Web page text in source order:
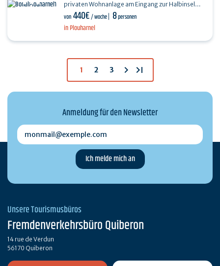
in Plouharnel
privaten Wohnanlage am Eingang zur Halbinsel
Quiberon. Sehr angenehmer und ruhiger
Lebensrahmen,…
von 440€/ woche 8personen
1 2 3 chevron_right last_page
Anmeldung für den Newsletter
monmail@exemple.com
Unsere Tourismusbüros
Fremdenverkehrsbüro Quiberon
14 rue de Verdun
56170 Quiberon